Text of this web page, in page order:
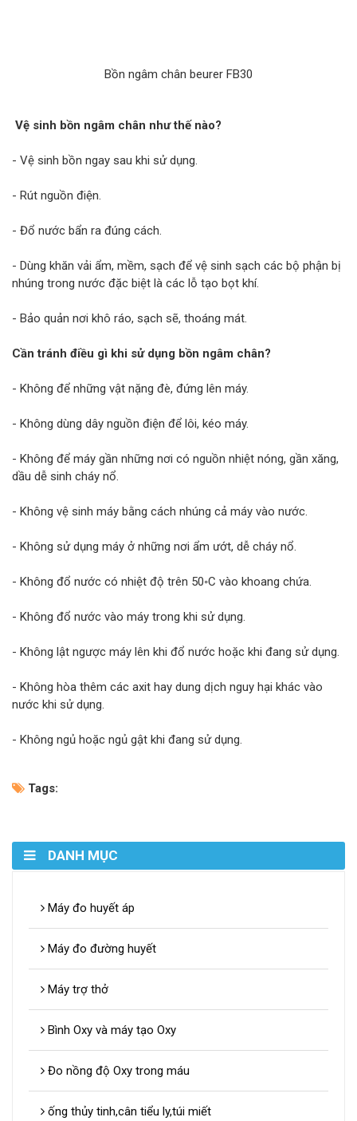
Bồn ngâm chân beurer FB30
Vệ sinh bồn ngâm chân như thế nào?
- Vệ sinh bồn ngay sau khi sử dụng.
- Rút nguồn điện.
- Đổ nước bẩn ra đúng cách.
- Dùng khăn vải ẩm, mềm, sạch để vệ sinh sạch các bộ phận bị
nhúng trong nước đặc biệt là các lỗ tạo bọt khí.
- Bảo quản nơi khô ráo, sạch sẽ, thoáng mát.
Cần tránh điều gì khi sử dụng bồn ngâm chân?
- Không để những vật nặng đè, đứng lên máy.
- Không dùng dây nguồn điện để lôi, kéo máy.
- Không để máy gần những nơi có nguồn nhiệt nóng, gần xăng,
dầu dễ sinh cháy nổ.
- Không vệ sinh máy bằng cách nhúng cả máy vào nước.
- Không sử dụng máy ở những nơi ẩm ướt, dễ cháy nổ.
- Không đổ nước có nhiệt độ trên 50◦C vào khoang chứa.
- Không đổ nước vào máy trong khi sử dụng.
- Không lật ngược máy lên khi đổ nước hoặc khi đang sử dụng.
- Không hòa thêm các axit hay dung dịch nguy hại khác vào
nước khi sử dụng.
- Không ngủ hoặc ngủ gật khi đang sử dụng.
Tags:
DANH MỤC
Máy đo huyết áp
Máy đo đường huyết
Máy trợ thở
Bình Oxy và máy tạo Oxy
Đo nồng độ Oxy trong máu
ống thủy tinh,cân tiểu ly,túi miết